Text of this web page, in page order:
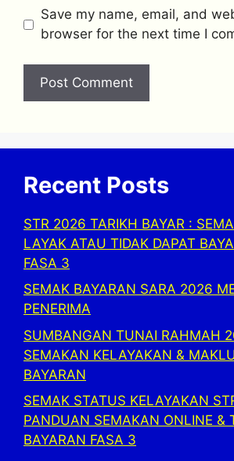
Save my name, email, and
browser for the next time I
Recent Posts
STR 2026 TARIKH BAYAR :
LAYAK ATAU TIDAK DAPAT
FASA 3
SEMAK BAYARAN SARA 2026
PENERIMA
SUMBANGAN TUNAI RAHMAH
SEMAKAN KELAYAKAN &
BAYARAN
SEMAK STATUS KELAYAKAN
PANDUAN SEMAKAN ONLINE &
BAYARAN FASA 3